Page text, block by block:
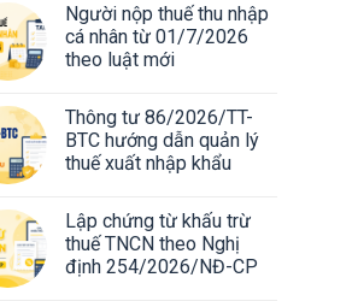
Người nộp thuế thu nhập
cá nhân từ 01/7/2026
theo luật mới
Thông tư 86/2026/TT-
BTC hướng dẫn quản lý
thuế xuất nhập khẩu
Lập chứng từ khấu trừ
thuế TNCN theo Nghị
định 254/2026/NĐ-CP